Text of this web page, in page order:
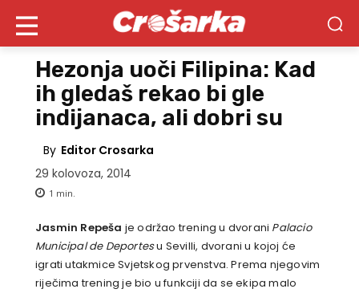
Hezonja uoči Filipina: Kad
ih gledaš rekao bi gle
indijanaca, ali dobri su
By Editor Crosarka
29 kolovoza, 2014
1 min.
Jasmin Repeša je održao trening u dvorani Palacio
Municipal de Deportesu Sevilli, dvorani u kojoj će
igrati utakmice Svjetskog prvenstva. Prema njegovim
riječima trening je bio u funkciji da se ekipa malo